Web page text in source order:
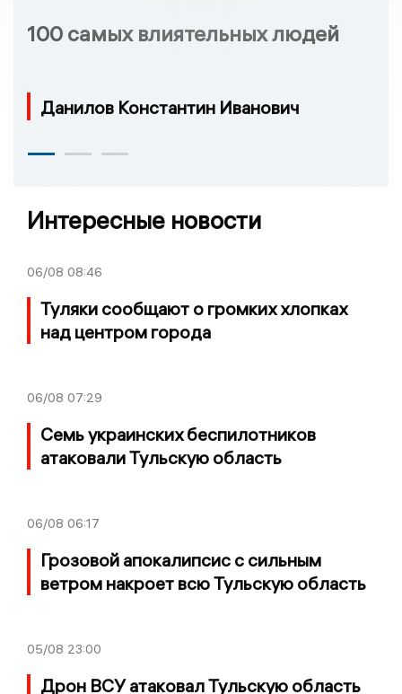
100 самых влиятельных людей
Данилов Константин Иванович
Интересные новости
06/08 08:46
Туляки сообщают о громких хлопках
над центром города
06/08 07:29
Семь украинских беспилотников
атаковали Тульскую область
06/08 06:17
Грозовой апокалипсис с сильным
ветром накроет всю Тульскую область
05/08 23:00
Дрон ВСУ атаковал Тульскую область